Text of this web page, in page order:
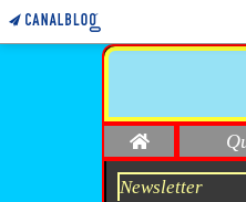
Home
Newsletter